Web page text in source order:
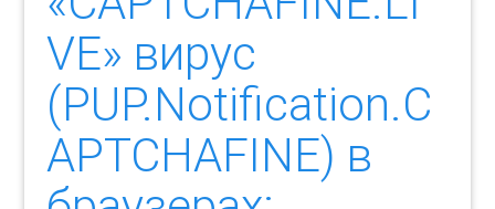
VE» вирус
(PUP.Notification.C
APTCHAFINE) в